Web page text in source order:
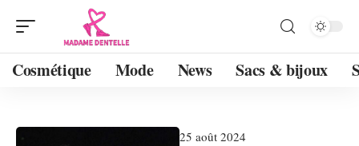
Cosmétique Mode News Sacs & bijoux
25 août 2024